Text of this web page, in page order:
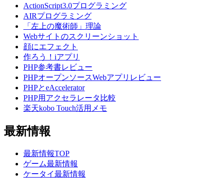
ActionScript3.0プログラミング
AIRプログラミング
「左上の魔術師」理論
Webサイトのスクリーンショット
顔にエフェクト
作ろう！iアプリ
PHP参考書レビュー
PHPオープンソースWebアプリレビュー
PHPとeAccelerator
PHP用アクセラレータ比較
楽天kobo Touch活用メモ
最新情報
最新情報TOP
ゲーム最新情報
ケータイ最新情報